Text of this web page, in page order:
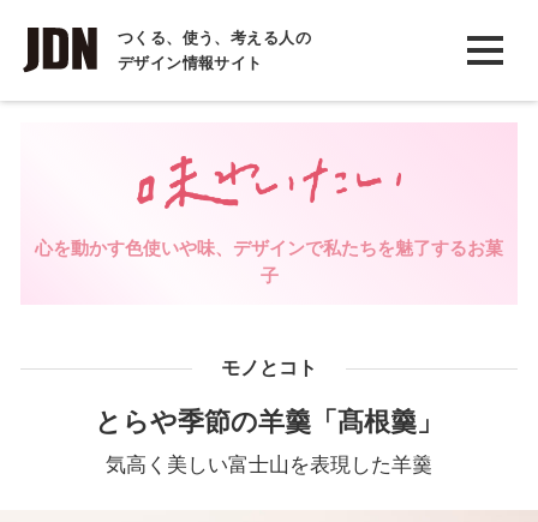
つくる、使う、考える人の
デザイン情報サイト
INTERVIEW
インタビュー
コラム
心を動かす色使いや味、デザインで私たちを魅了するお菓
子
モノとコト
とらや季節の羊羹「髙根羹」
気高く美しい富士山を表現した羊羹